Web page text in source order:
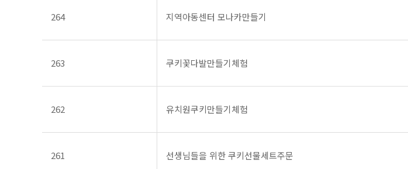
264 지역아동센터 모나카만들기
263 쿠키꽃다발만들기체험
262 유치원쿠키만들기체험
261 선생님들을 위한 쿠키선물세트주문